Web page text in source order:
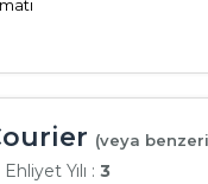
(veya
Yılı : 3